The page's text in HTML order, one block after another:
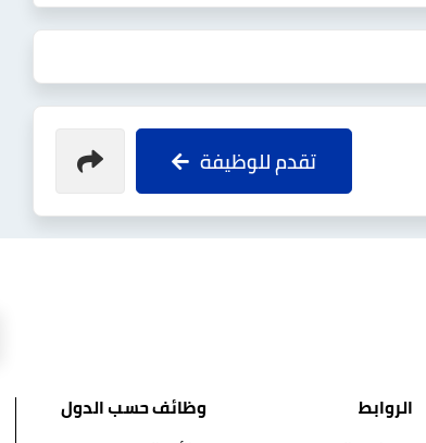
تقدم للوظيفة
الروابط وظائف حسب الدول